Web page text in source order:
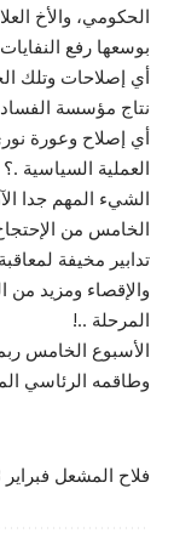
الحكومي، والأخ
بوسعها رفع
أي إصلاحات وتلك
نتاج مؤسسة
أي إصلاح وعورة
العملية السياسية .؟
الشيء المهم جدا
الخامس من
تدابير مخيفة
والإقصاء ومزيد من
المرحلة ..!
الأسبوع الخامس
وطاقمه الرئاسي
فلاح المشعل فبراير 13, 2016